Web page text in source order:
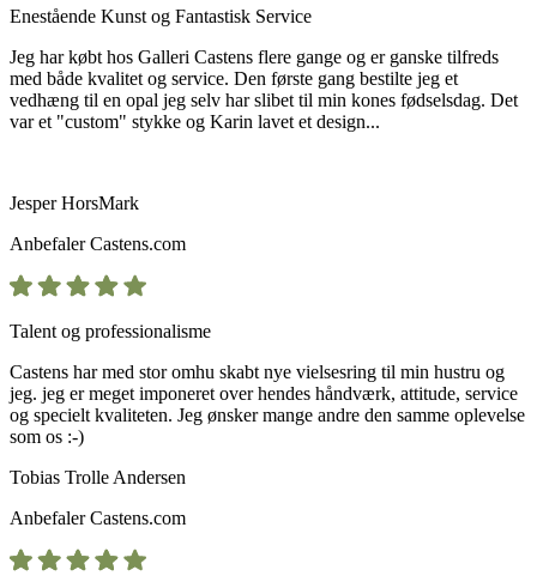
Enestående Kunst og Fantastisk Service
Jeg har købt hos Galleri Castens flere gange og er ganske tilfreds
med både kvalitet og service. Den første gang bestilte jeg et
vedhæng til en opal jeg selv har slibet til min kones fødselsdag. Det
var et "custom" stykke og Karin lavet et design...
Jesper HorsMark
AnbefalerCastens.com
Talent og professionalisme
Castens har med stor omhu skabt nye vielsesring til min hustru og
jeg. jeg er meget imponeret over hendes håndværk, attitude, service
og specielt kvaliteten. Jeg ønsker mange andre den samme oplevelse
som os :-)
Tobias Trolle Andersen
AnbefalerCastens.com